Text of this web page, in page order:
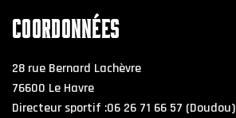
COORDONNÉES
28 rue Bernard Lachèvre
76600 Le Havre
Directeur sportif :06 26 71 66 57 (Doudou)